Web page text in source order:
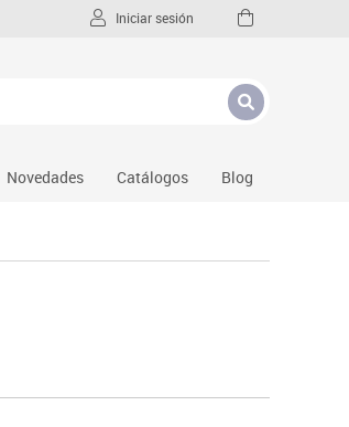
Iniciar sesión
Novedades Catálogos Blog